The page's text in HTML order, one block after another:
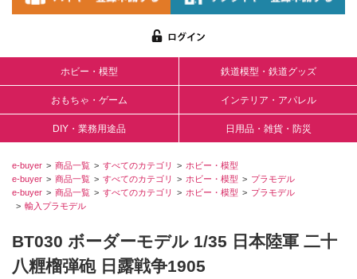
ホビー・模型 鉄道模型・鉄道グッズ
おもちゃ・ゲーム インテリア・アパレル
DIY・業務用途品 日用品・雑貨・防災
e-buyer 商品一覧 すべてのカテゴリ
ホビー・模型
e-buyer
商品一覧 すべてのカテゴリ ホビー・模型
プラモデル
e-buyer
商品一覧 すべてのカテゴリ ホビー・模型
プラモデル
輸入プラモデル
BT030 ボーダーモデル 1/35 日本陸軍 二十
八糎榴弾砲 日露戦争1905